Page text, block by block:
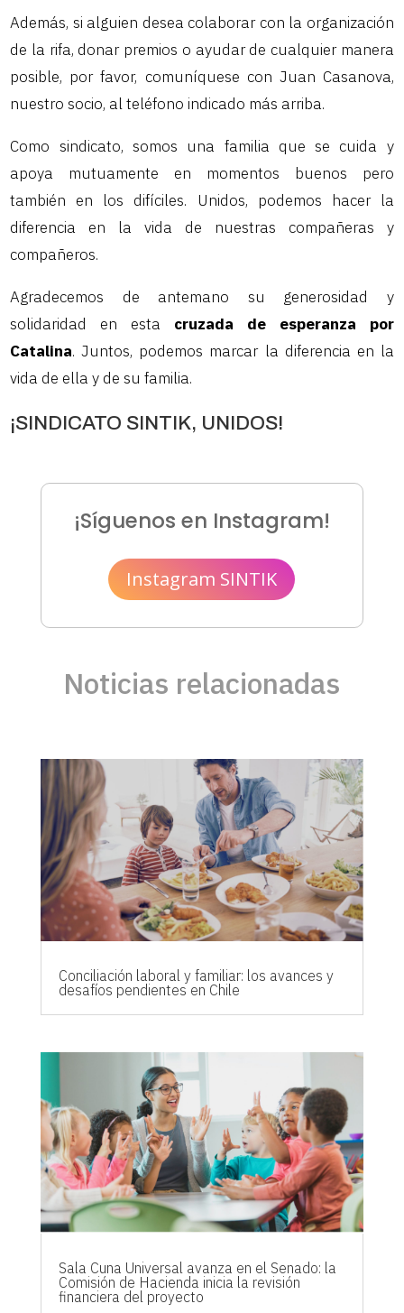
Además, si alguien desea colaborar con la organización
de la rifa, donar premios o ayudar de cualquier manera
posible, por favor, comuníquese con Juan Casanova,
nuestro socio, al teléfono indicado más arriba.
Como sindicato, somos una familia que se cuida y
apoya mutuamente en momentos buenos pero
también en los difíciles. Unidos, podemos hacer la
diferencia en la vida de nuestras compañeras y
compañeros.
Agradecemos de antemano su generosidad y
solidaridad en esta cruzada de esperanza por
Catalina. Juntos, podemos marcar la diferencia en la
vida de ella y de su familia.
¡SINDICATO SINTIK, UNIDOS!
¡Síguenos en Instagram!
Instagram SINTIK
Noticias relacionadas
Conciliación laboral y familiar: los avances y
desafíos pendientes en Chile
Sala Cuna Universal avanza en el Senado: la
Comisión de Hacienda inicia la revisión
financiera del proyecto